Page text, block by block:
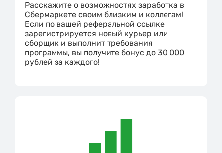
Расскажите о возможностях заработка в
Сбермаркете своим близким и коллегам!
Если по вашей реферальной ссылке
зарегистрируется новый курьер или
сборщик и выполнит требования
программы, вы получите бонус до 30 000
рублей за каждого!